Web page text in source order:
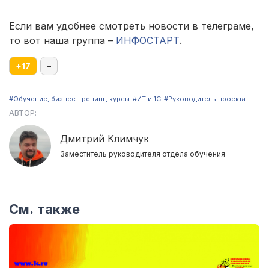
Если вам удобнее смотреть новости в телеграме,
то вот наша группа – ИНФОСТАРТ.
+17 –
#Обучение, бизнес-тренинг, курсы #ИТ и 1С #Руководитель проекта
АВТОР:
Дмитрий Климчук
Заместитель руководителя отдела обучения
См. также